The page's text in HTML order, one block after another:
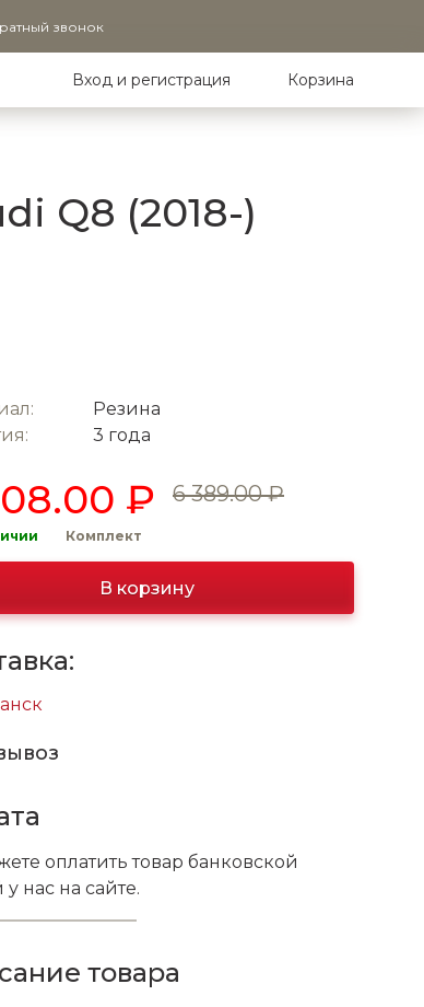
звонок
Вход и регистрация Корзина
Q8 (2018-)
Резина
3 года
₽ 6 389.00 ₽
Комплект
В корзину
оплатить товар банковской
у нас на сайте.
товара